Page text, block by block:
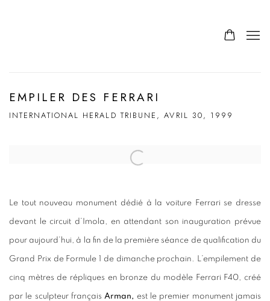
EMPILER DES FERRARI
INTERNATIONAL HERALD TRIBUNE, AVRIL 30, 1999
Open a larger version of the following image in a popup:
Le tout nouveau monument dédié à la voiture Ferrari se dresse
devant le circuit d’Imola, en attendant son inauguration prévue
pour aujourd’hui, à la fin de la première séance de qualification du
Grand Prix de Formule 1 de dimanche prochain. L’empilement de
cinq mètres de répliques en bronze du modèle Ferrari F40, créé
par le sculpteur français Arman, est le premier monument jamais